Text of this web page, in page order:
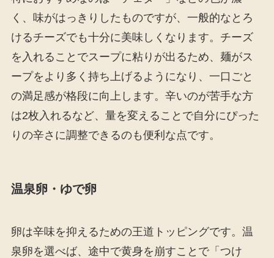
く、味がはっきりしたものですが、一般的なとろ
けるチーズでも十分に美味しくなります。チーズ
を入れることでスープに粘りが出るため、麺がス
ープをより多く持ち上げるようになり、一口ごと
の満足感が格段に向上します。辛いのが苦手な方
は2枚入れるなど、量を変えることで自分にぴった
りの辛さに調整できるのも便利な点です。
温泉卵・ゆで卵
卵は辛味を抑えるための王道トッピングです。温
泉卵を選べば、途中で黄身を崩すことで「つけ